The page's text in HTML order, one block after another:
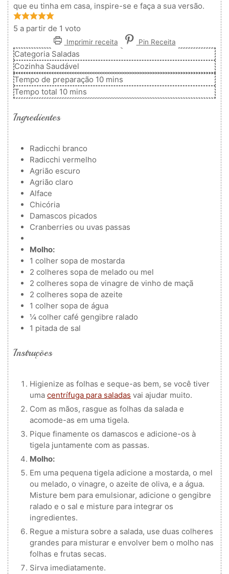
que eu tinha em casa, inspire-se e faça a sua versão.
5 a partir de 1 voto
Imprimir receita Pin Receita
Categoria Saladas
Cozinha Saudável
Tempo de preparação 10minutos
mins
Tempo total 10minutos
mins
Ingredientes
Radicchi branco
Radicchi vermelho
Agrião escuro
Agrião claro
Alface
Chicória
Damascos picados
Cranberries ou uvas passas
Molho:
1 colher sopa de mostarda
2 colheres sopa de melado ou mel
2 colheres sopa de vinagre de vinho de maçã
2 colheres sopa de azeite
1 colher sopa de água
¼ colher café gengibre ralado
1 pitada de sal
Instruções
Higienize as folhas e seque-as bem, se você tiver
umacentrífuga para saladas vai ajudar muito.
Com as mãos, rasgue as folhas da salada e
acomode-as em uma tigela.
Pique finamente os damascos e adicione-os à
tigela juntamente com as passas.
Molho:
Em uma pequena tigela adicione a mostarda, o mel
ou melado, o vinagre, o azeite de oliva, e a água.
Misture bem para emulsionar, adicione o gengibre
ralado e o sal e misture para integrar os
ingredientes.
Regue a mistura sobre a salada, use duas colheres
grandes para misturar e envolver bem o molho nas
folhas e frutas secas.
Sirva imediatamente.